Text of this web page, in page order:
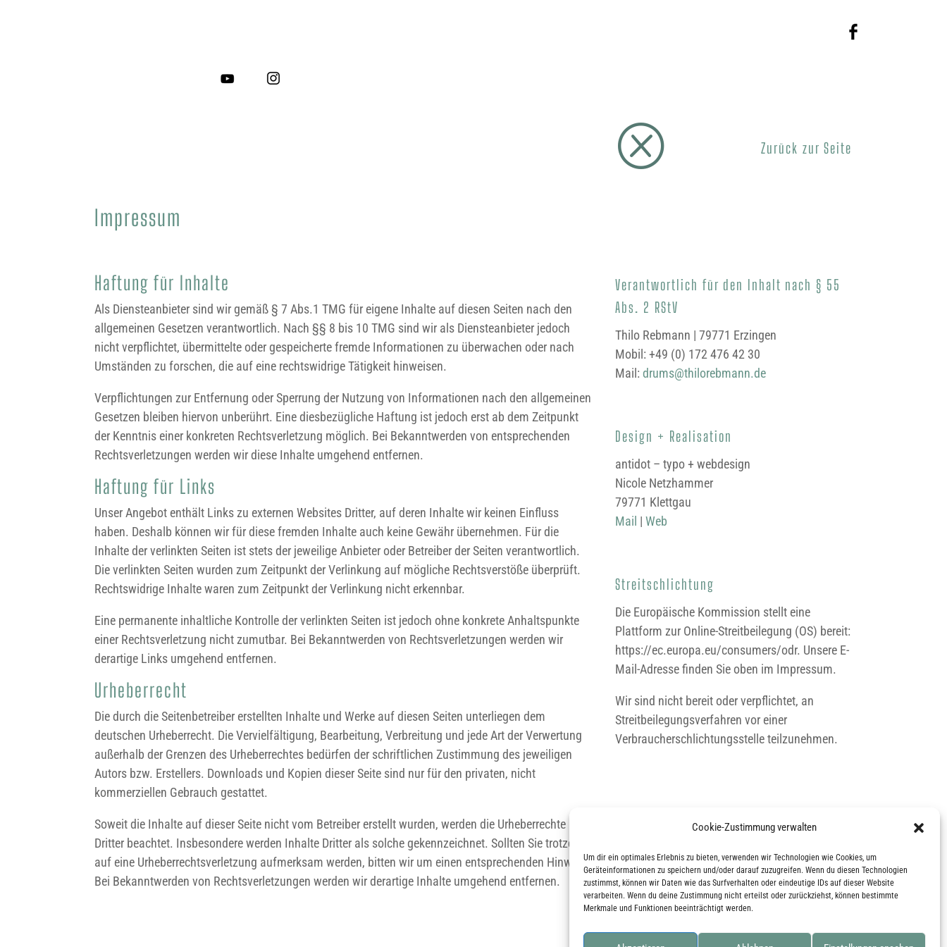
Cookie-Zustimmung verwalten
Um dir ein optimales Erlebnis zu bieten, verwenden wir Technologien wie Cookies, um
Geräteinformationen zu speichern und/oder darauf zuzugreifen. Wenn du diesen Technologien
zustimmst, können wir Daten wie das Surfverhalten oder eindeutige IDs auf dieser Website
verarbeiten. Wenn du deine Zustimmung nicht erteilst oder zurückziehst, können bestimmte
Merkmale und Funktionen beeinträchtigt werden.
Q Zurück zur Seite
Impressum
Haftung für Inhalte
Als Diensteanbieter sind wir gemäß § 7 Abs.1 TMG für eigene Inhalte auf diesen Seiten nach den
allgemeinen Gesetzen verantwortlich. Nach §§ 8 bis 10 TMG sind wir als Diensteanbieter jedoch
nicht verpflichtet, übermittelte oder gespeicherte fremde Informationen zu überwachen oder nach
Umständen zu forschen, die auf eine rechtswidrige Tätigkeit hinweisen.
Verpflichtungen zur Entfernung oder Sperrung der Nutzung von Informationen nach den allgemeinen
Gesetzen bleiben hiervon unberührt. Eine diesbezügliche Haftung ist jedoch erst ab dem Zeitpunkt
der Kenntnis einer konkreten Rechtsverletzung möglich. Bei Bekanntwerden von entsprechenden
Rechtsverletzungen werden wir diese Inhalte umgehend entfernen.
Haftung für Links
Unser Angebot enthält Links zu externen Websites Dritter, auf deren Inhalte wir keinen Einfluss
haben. Deshalb können wir für diese fremden Inhalte auch keine Gewähr übernehmen. Für die
Inhalte der verlinkten Seiten ist stets der jeweilige Anbieter oder Betreiber der Seiten verantwortlich.
Die verlinkten Seiten wurden zum Zeitpunkt der Verlinkung auf mögliche Rechtsverstöße überprüft.
Rechtswidrige Inhalte waren zum Zeitpunkt der Verlinkung nicht erkennbar.
Eine permanente inhaltliche Kontrolle der verlinkten Seiten ist jedoch ohne konkrete Anhaltspunkte
einer Rechtsverletzung nicht zumutbar. Bei Bekanntwerden von Rechtsverletzungen werden wir
derartige Links umgehend entfernen.
Urheberrecht
Die durch die Seitenbetreiber erstellten Inhalte und Werke auf diesen Seiten unterliegen dem
deutschen Urheberrecht. Die Vervielfältigung, Bearbeitung, Verbreitung und jede Art der Verwertung
außerhalb der Grenzen des Urheberrechtes bedürfen der schriftlichen Zustimmung des jeweiligen
Autors bzw. Erstellers. Downloads und Kopien dieser Seite sind nur für den privaten, nicht
kommerziellen Gebrauch gestattet.
Soweit die Inhalte auf dieser Seite nicht vom Betreiber erstellt wurden, werden die Urheberrechte
Dritter beachtet. Insbesondere werden Inhalte Dritter als solche gekennzeichnet. Sollten Sie trotzdem
auf eine Urheberrechtsverletzung aufmerksam werden, bitten wir um einen entsprechenden Hinweis.
Bei Bekanntwerden von Rechtsverletzungen werden wir derartige Inhalte umgehend entfernen.
Verantwortlich für den Inhalt nach § 55
Abs. 2 RStV
Thilo Rebmann | 79771 Erzingen
Mobil: +49 (0) 172 476 42 30
Mail: drums@thilorebmann.de
Design + Realisation
antidot – typo + webdesign
Nicole Netzhammer
79771 Klettgau
Mail | Web
Streitschlichtung
Die Europäische Kommission stellt eine
Plattform zur Online-Streitbeilegung (OS) bereit:
https://ec.europa.eu/consumers/odr. Unsere E-
Mail-Adresse finden Sie oben im Impressum.
Wir sind nicht bereit oder verpflichtet, an
Streitbeilegungsverfahren vor einer
Verbraucherschlichtungsstelle teilzunehmen.